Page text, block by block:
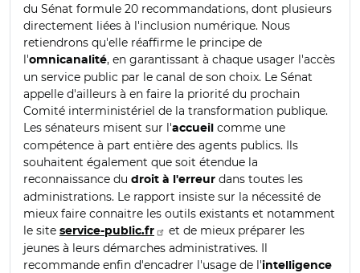
du Sénat formule 20 recommandations, dont plusieurs
directement liées à l'inclusion numérique. Nous
retiendrons qu'elle réaffirme le principe de
l'omnicanalité, en garantissant à chaque usager l'accès
un service public par le canal de son choix. Le Sénat
appelle d'ailleurs à en faire la priorité du prochain
Comité interministériel de la transformation publique.
Les sénateurs misent sur l'accueil comme une
compétence à part entière des agents publics. Ils
souhaitent également que soit étendue la
reconnaissance du droit à l'erreur dans toutes les
administrations. Le rapport insiste sur la nécessité de
mieux faire connaitre les outils existants et notamment
le site service-public.fr
et de mieux préparer les
jeunes à leurs démarches administratives. Il
recommande enfin d'encadrer l'usage de l'intelligence